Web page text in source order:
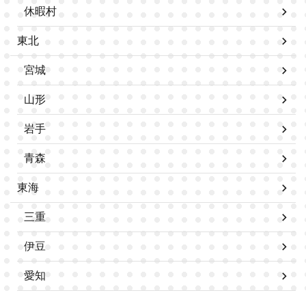
休暇村
東北
宮城
山形
岩手
青森
東海
三重
伊豆
愛知